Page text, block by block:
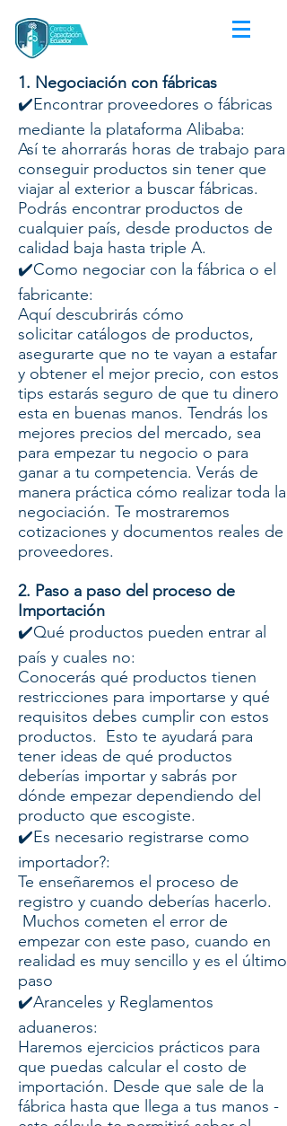
1. Negociación con fábricas
✔️Encontrar proveedores o fábricas
mediante la plataforma Alibaba:
Así te ahorrarás horas de trabajo para
conseguir productos sin tener que
viajar al exterior a buscar fábricas.
Podrás encontrar productos de
cualquier país, desde productos de
calidad baja hasta triple A.
✔️Como negociar con la fábrica o el
fabricante:
Aquí descubrirás cómo
solicitar catálogos de productos,
asegurarte que no te vayan a estafar
y obtener el mejor precio, con estos
tips estarás seguro de que tu dinero
esta en buenas manos. Tendrás los
mejores precios del mercado, sea
para empezar tu negocio o para
ganar a tu competencia. Verás de
manera práctica cómo realizar toda la
negociación. Te mostraremos
cotizaciones y documentos reales de
proveedores.
2. Paso a paso del proceso de
Importación
✔️Qué productos pueden entrar al
país y cuales no:
Conocerás qué productos tienen
restricciones para importarse y qué
requisitos debes cumplir con estos
productos. Esto te ayudará para
tener ideas de qué productos
deberías importar y sabrás por
dónde empezar dependiendo del
producto que escogiste.
✔️Es necesario registrarse como
importador?:
Te enseñaremos el proceso de
registro y cuando deberías hacerlo.
Muchos cometen el error de
empezar con este paso, cuando en
realidad es muy sencillo y es el último
paso
✔️Aranceles y Reglamentos
aduaneros:
Haremos ejercicios prácticos para
que puedas calcular el costo de
importación. Desde que sale de la
fábrica hasta que llega a tus manos -